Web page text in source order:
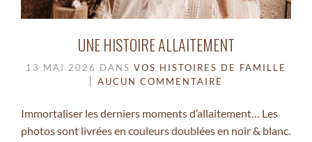
UNE HISTOIRE ALLAITEMENT
13 MAI 2026 DANS VOS HISTOIRES DE FAMILLE
AUCUN COMMENTAIRE
Immortaliser les derniers moments d’allaitement… Les
photos sont livrées en couleurs doublées en noir & blanc.